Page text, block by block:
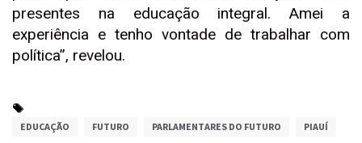
presentes na educação integral. Amei a
experiência e tenho vontade de trabalhar com
política”, revelou.
EDUCAÇÃO FUTURO PARLAMENTARES DO FUTURO PIAUÍ